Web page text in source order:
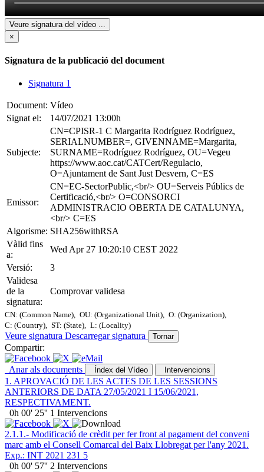
Veure signatura del vídeo
×
Signatura de la publicació del document
Signatura 1
Document: Vídeo
Signat el:
14/07/2021 13:00h
Subjecte:
CN=CPISR-1 C Margarita Rodríguez Rodríguez,
SERIALNUMBER=, GIVENNAME=Margarita,
SURNAME=Rodríguez Rodríguez, OU=Vegeu
https://www.aoc.cat/CATCert/Regulacio,
O=Ajuntament de Sant Just Desvern, C=ES
Emissor:
CN=EC-SectorPublic,<br/> OU=Serveis Públics de
Certificació,<br/> O=CONSORCI
ADMINISTRACIO OBERTA DE CATALUNYA,
<br/> C=ES
Algorisme: SHA256withRSA
Vàlid fins
a:
Wed Apr 27 10:20:10 CEST 2022
Versió:
3
Validesa
de la
signatura:
Comprovar validesa
CN: (Common Name), OU: (Organizational Unit), O: (Organization),
C: (Country), ST: (State), L: (Locality)
Veure signatura Descarregar signatura Tornar
Compartir:
Anar als documents Índex del Vídeo Intervencions
1. APROVACIÓ DE LES ACTES DE LES SESSIONS
ANTERIORS DE DATA 27/05/2021 I 15/06/2021,
RESPECTIVAMENT.
0h 00' 25'' 1 Intervencions
2.1.1.- Modificació de crèdit per fer front al pagament del conveni
marc amb el Consell Comarcal del Baix Llobregat per l'any 2021.
Exp.: INT 2021 231 5
0h 00' 57'' 2 Intervencions